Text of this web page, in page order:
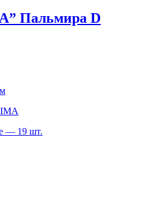
Пальмира D
— 19 шт.